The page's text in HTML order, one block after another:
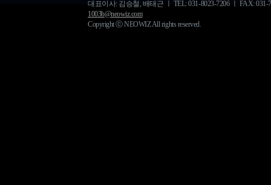
대표이사: 김승철, 배태근 ㅣ TEL: 031-8023-7206 ㅣ FAX: 031-
1003b@neowiz.com
Copyright ⓒ NEOWIZ All rights reserved.